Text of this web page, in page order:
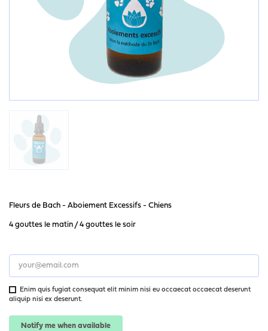
Fleurs de Bach - Aboiement Excessifs - Chiens
4 gouttes le matin / 4 gouttes le soir
Enim quis fugiat consequat elit minim nisi eu occaecat occaecat deserunt
aliquip nisi ex deserunt.
Notify me when available